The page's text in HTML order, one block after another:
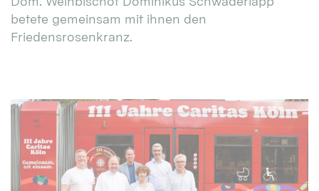
betete gemeinsam mit ihnen den
Friedensrosenkranz.